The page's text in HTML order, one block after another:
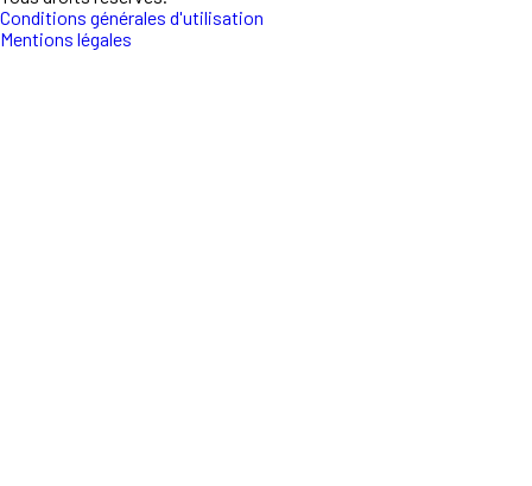
Conditions générales d'utilisation
Mentions légales